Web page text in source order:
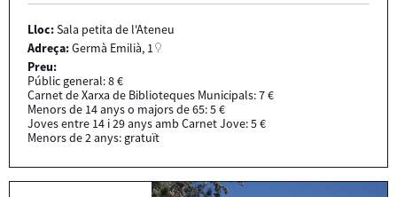
Lloc:Sala petita de l'Ateneu
Adreça:Germà Emilià, 1
Preu:
Públic general: 8 €
Carnet de Xarxa de Biblioteques Municipals: 7 €
Menors de 14 anys o majors de 65: 5 €
Joves entre 14 i 29 anys amb Carnet Jove: 5 €
Menors de 2 anys: gratuït